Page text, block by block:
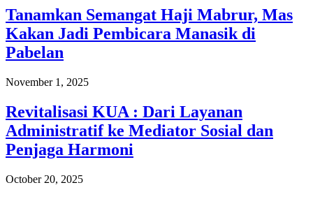
Tanamkan Semangat Haji Mabrur, Mas
Kakan Jadi Pembicara Manasik di
Pabelan
November 1, 2025
Revitalisasi KUA : Dari Layanan
Administratif ke Mediator Sosial dan
Penjaga Harmoni
October 20, 2025